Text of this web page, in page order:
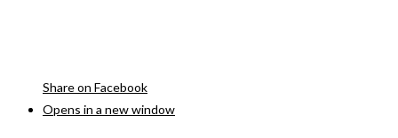
Share on Facebook
Opens in a new window